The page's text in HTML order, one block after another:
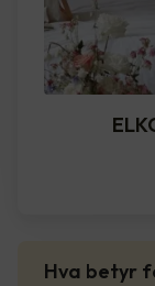
Hva betyr